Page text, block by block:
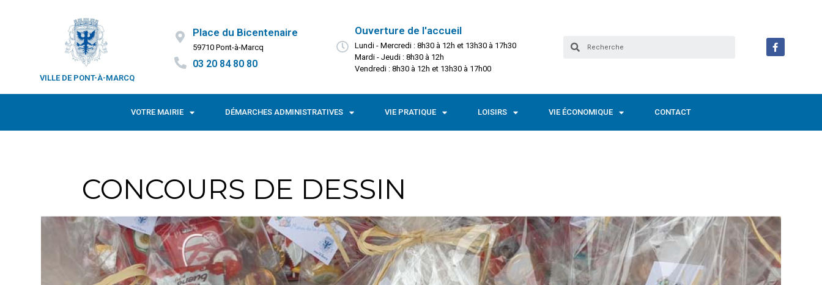
VILLE DE PONT-À-MARCQ
Place du Bicentenaire
59710 Pont-à-Marcq
03 20 84 80 80
Ouverture de l'accueil
Lundi - Mercredi : 8h30 à 12h et 13h30 à 17h30
Mardi - Jeudi : 8h30 à 12h
Vendredi : 8h30 à 12h et 13h30 à 17h00
VOTRE MAIRIE DÉMARCHES ADMINISTRATIVES VIE PRATIQUE LOISIRS VIE ÉCONOMIQUE CONTACT
CONCOURS DE DESSIN